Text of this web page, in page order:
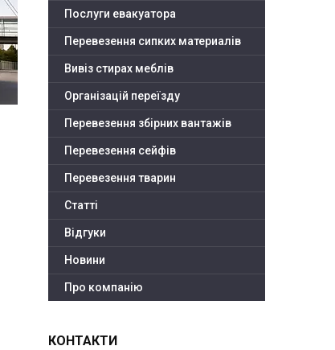
Послуги евакуатора
Перевезення сипких материалів
Вивіз стирах меблів
Організацій переїзду
Перевезення збірних вантажів
Перевезення сейфів
Перевезення тварин
Статті
Відгуки
Новини
Про компанію
КОНТАКТИ